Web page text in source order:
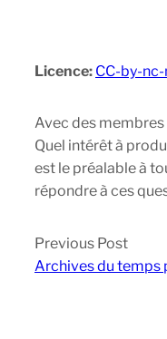
Licence: CC-by-
Avec des membres
Quel intérêt à
est le préalable à
répondre à ces
Previous Post
Archives du temps